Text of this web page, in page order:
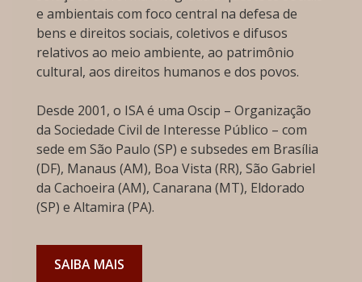
e ambientais com foco central na defesa de
bens e direitos sociais, coletivos e difusos
relativos ao meio ambiente, ao patrimônio
cultural, aos direitos humanos e dos povos.
Desde 2001, o ISA é uma Oscip – Organização
da Sociedade Civil de Interesse Público – com
sede em São Paulo (SP) e subsedes em Brasília
(DF), Manaus (AM), Boa Vista (RR), São Gabriel
da Cachoeira (AM), Canarana (MT), Eldorado
(SP) e Altamira (PA).
SAIBA MAIS